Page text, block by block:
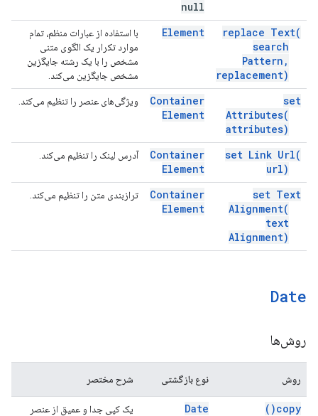
null
replace Text(
search
Pattern ,
replacement)
Element
با استفاده از عبارات منظم، تمام
موارد تکرار یک الگوی متنی
مشخص را با یک رشته جایگزین
مشخص جایگزین می‌کند.
set
Attributes(
attributes)
Container
Element
ویژگی‌های عنصر را تنظیم می‌کند.
set Link Url(
url)
Container
Element
آدرس لینک را تنظیم می‌کند.
set Text
Alignment(
text
Alignment)
Container
Element
ترازبندی متن را تنظیم می‌کند.
Date
روش‌ها
روش نوع بازگشتی شرح مختصر
copy(
)
Date
یک کپی جدا و عمیق از عنصر